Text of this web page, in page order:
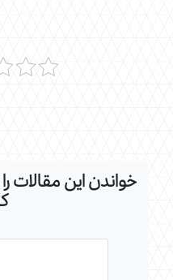
خواندن این مقالات